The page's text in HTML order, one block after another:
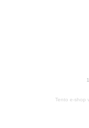
Tento e-shop